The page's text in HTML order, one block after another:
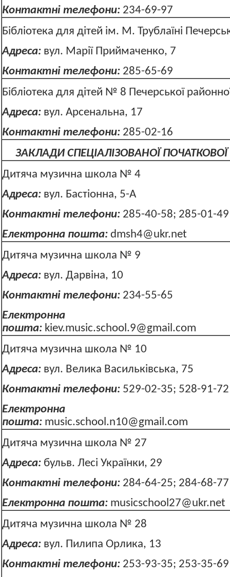
Контактні телефони:234-
Бібліотека для дітей ім. М. Трублаїні
Адреса:вул. Марії Приймаченко, 7
Контактні телефони:285-65-69
Бібліотека для дітей № 8 Печерської
Адреса:вул. Арсенальна, 17
Контактні телефони:285-
ЗАКЛАДИ СПЕЦІАЛІЗОВАНОЇ
Дитяча музична школа № 4
Адреса:вул. Бастіонна, 5-А
Контактні телефони:285-40-58; 285-01-49
Електронна пошта: dmsh4@ukr.net
Дитяча музична школа № 9
Адреса:вул. Дарвіна, 10
Контактні телефони:234-55-65
Електронна
пошта: kiev.music.school.9@gmail.com
Дитяча музична школа № 10
Адреса:вул. Велика
Контактні телефони:529-02-35; 528-91-72
Електронна
пошта: music.school.n10@gmail.com
Дитяча музична школа № 27
Адреса:бульв. Лесі Українки, 29
Контактні телефони:284-64-25; 284-68-77
Електронна пошта: musicschool27@ukr.net
Дитяча музична школа № 28
Адреса:вул. Пилипа Орлика,
Контактні телефони:253-93-35; 253-35-69